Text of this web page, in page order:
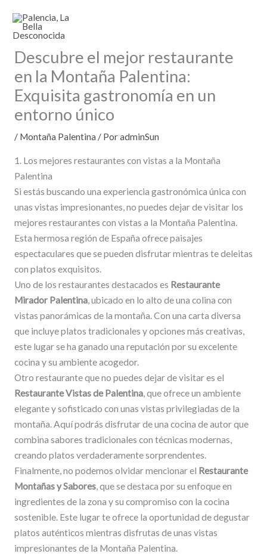
contenido
Descubre el mejor restaurante
en la Montaña Palentina:
Exquisita gastronomía en un
entorno único
/ Montaña Palentina / PoradminSun
1. Los mejores restaurantes con vistas a la Montaña
Palentina
Si estás buscando una experiencia gastronómica única con
unas vistas impresionantes, no puedes dejar de visitar los
mejores restaurantes con vistas a la Montaña Palentina.
Esta hermosa región de España ofrece paisajes
espectaculares que se pueden disfrutar mientras te deleitas
con platos exquisitos.
Uno de los restaurantes destacados es Restaurante
Mirador Palentina, ubicado en lo alto de una colina con
vistas panorámicas de la montaña. Con una carta diversa
que incluye platos tradicionales y opciones más creativas,
este lugar se ha ganado una reputación por su excelente
cocina y su ambiente acogedor.
Otro restaurante que no puedes dejar de visitar es el
Restaurante Vistas de Palentina, que ofrece un ambiente
elegante y sofisticado con unas vistas privilegiadas de la
montaña. Aquí podrás disfrutar de una cocina de autor que
combina sabores tradicionales con técnicas modernas,
creando platos verdaderamente sorprendentes.
Finalmente, no podemos olvidar mencionar el Restaurante
Montañas y Sabores, que se destaca por su enfoque en
ingredientes de la zona y su compromiso con la cocina
sostenible. Este lugar te ofrece la oportunidad de degustar
platos auténticos mientras disfrutas de unas vistas
impresionantes de la Montaña Palentina.